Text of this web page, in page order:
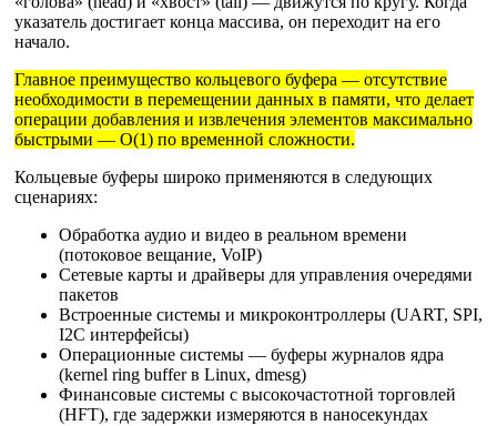
указатель достигает конца массива, он переходит на его
начало.
Главное преимущество кольцевого буфера — отсутствие
необходимости в перемещении данных в памяти, что делает
операции добавления и извлечения элементов максимально
быстрыми — O(1) по временной сложности.
Кольцевые буферы широко применяются в следующих
сценариях:
Обработка аудио и видео в реальном времени
(потоковое вещание, VoIP)
Сетевые карты и драйверы для управления очередями
пакетов
Встроенные системы и микроконтроллеры (UART, SPI,
I2C интерфейсы)
Операционные системы — буферы журналов ядра
(kernel ring buffer в Linux, dmesg)
Финансовые системы с высокочастотной торговлей
(HFT), где задержки измеряются в наносекундах